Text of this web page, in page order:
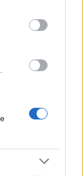
below Google
válság?